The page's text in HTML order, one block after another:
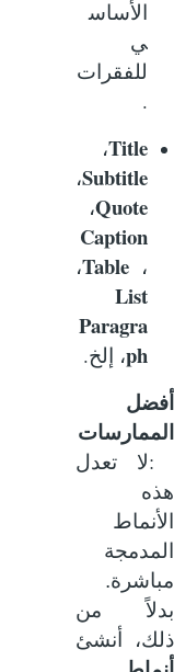
الأساس
للفقرات
Title،
Subtitle،
Quote،
Caption
Table،
List
Paragra
ph، إلخ.
لا تعدل
من
أنشئ